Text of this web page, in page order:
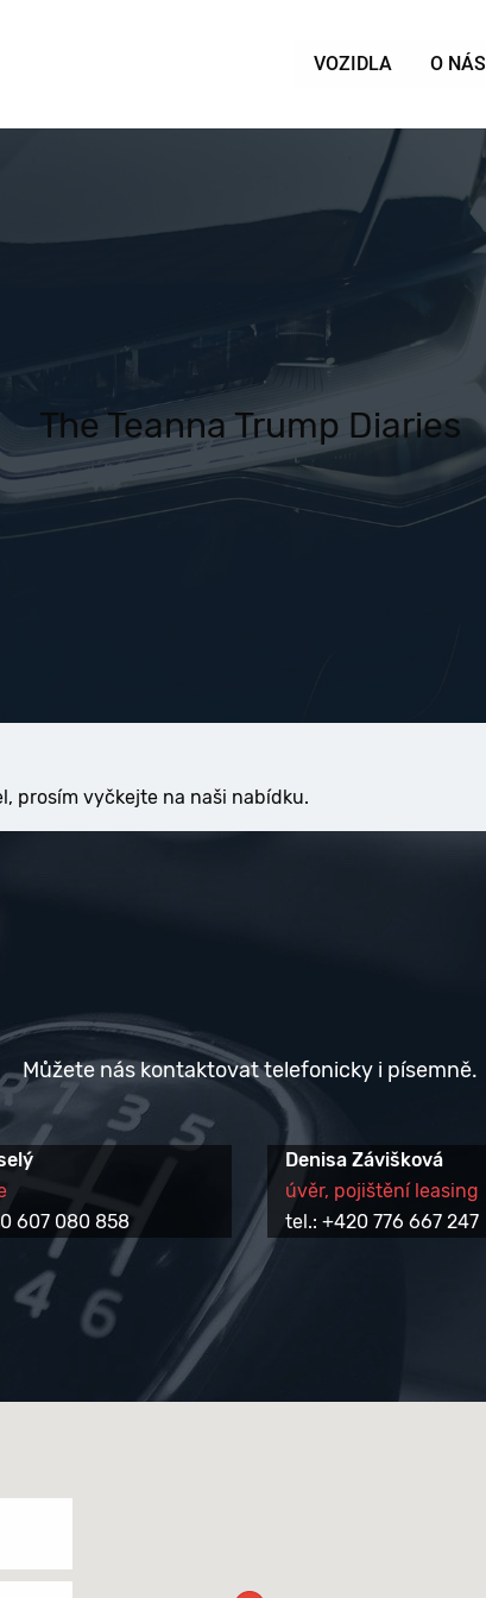
VOZIDLA O NÁS
The Teanna Trump Diaries
prosím vyčkejte na naši nabídku.
Můžete nás kontaktovat telefonicky i písemně.
607 080 858
Denisa Závišková
úvěr, pojištění leasing
tel.: +420 776 667 247